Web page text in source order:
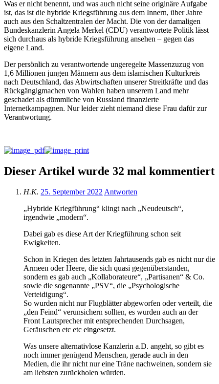
Was er nicht benennt, und was auch nicht seine originäre Aufgabe
ist, das ist die hybride Kriegsführung aus dem Innern, über Jahre
auch aus den Schaltzentralen der Macht. Die von der damaligen
Bundeskanzlerin Angela Merkel (CDU) verantwortete Politik lässt
sich durchaus als hybride Kriegsführung ansehen – gegen das
eigene Land.
Der persönlich zu verantwortende ungeregelte Massenzuzug von
1,6 Millionen jungen Männern aus dem islamischen Kulturkreis
nach Deutschland, das Abwirtschaften unserer Streitkräfte und das
Rückgängigmachen von Wahlen haben unserem Land mehr
geschadet als dümmliche von Russland finanzierte
Internetkampagnen. Nur leider zieht niemand diese Frau dafür zur
Verantwortung.
Dieser Artikel wurde 32 mal kommentiert
H.K. 25. September 2022 Antworten
„Hybride Kriegführung“ klingt nach „Neudeutsch“,
irgendwie „modern“.
Dabei gab es diese Art der Kriegführung schon seit
Ewigkeiten.
Schon in Kriegen des letzten Jahrtausends gab es nicht nur die
Armeen oder Heere, die sich quasi gegenüberstanden,
sondern es gab auch „Kollaborateure“, „Partisanen“ & Co.
sowie die sogenannte „PSV“, die „Psychologische
Verteidigung“.
So wurden nicht nur Flugblätter abgeworfen oder verteilt, die
„den Feind“ verunsichern sollten, es wurden auch an der
Front Lautsprecher mit entsprechenden Durchsagen,
Geräuschen etc etc eingesetzt.
Was unsere alternativlose Kanzlerin a.D. angeht, so gibt es
noch immer genügend Menschen, gerade auch in den
Medien, die ihr nicht nur eine Träne nachweinen, sondern sie
am liebsten zurückholen würden.